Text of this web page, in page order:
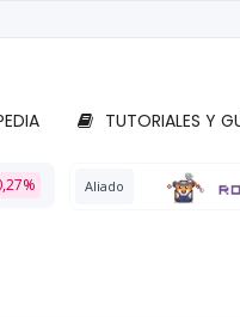
TUTORIALES Y